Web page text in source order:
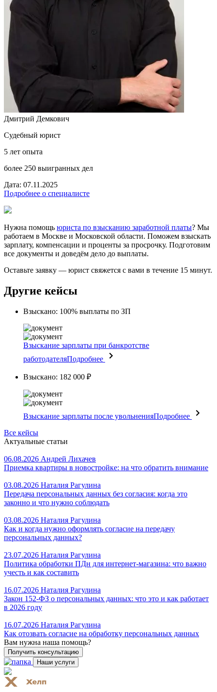
Дмитрий Демкович
Судебный юрист
5 лет опыта
более 250 выигранных дел
Дата: 07.11.2025
Подробнее о специалисте
Нужна помощь юриста по взысканию заработной платы? Мы
работаем в Москве и Московской области. Поможем взыскать
зарплату, компенсации и проценты за просрочку. Подготовим
все документы и доведём дело до выплаты.
Оставьте заявку — юрист свяжется с вами в течение 15 минут.
Другие кейсы
Взыскано: 100% выплаты по ЗП
Взыскание зарплаты при банкротстве
работодателяПодробнее
Взыскано: 182 000 ₽
Взыскание зарплаты после увольненияПодробнее
Все кейсы
Актуальные статьи
06.08.2026 Андрей Лихачев
Приемка квартиры в новостройке: на что обратить внимание
03.08.2026 Наталия Рагулина
Передача персональных данных без согласия: когда это
законно и что нужно соблюдать
03.08.2026 Наталия Рагулина
Как и когда нужно оформлять согласие на передачу
персональных данных?
23.07.2026 Наталия Рагулина
Политика обработки ПДн для интернет-магазина: что важно
учесть и как составить
16.07.2026 Наталия Рагулина
Закон 152-ФЗ о персональных данных: что это и как работает
в 2026 году
16.07.2026 Наталия Рагулина
Как отозвать согласие на обработку персональных данных
Вам нужна наша помощь?
Наши услуги